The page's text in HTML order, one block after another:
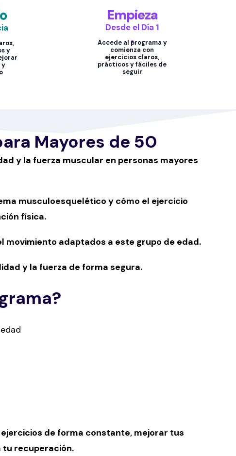
y
y
Empieza
Desde el Día 1
Accede al programa y
comienza con
ejercicios claros,
prácticos y fáciles de
seguir
Mayores de 50
y la fuerza muscular en personas mayores
musculoesquelético y cómo el ejercicio
física.
adaptados a este grupo de edad.
y la fuerza de forma segura.
de forma constante, mejorar tus
tu recuperación.